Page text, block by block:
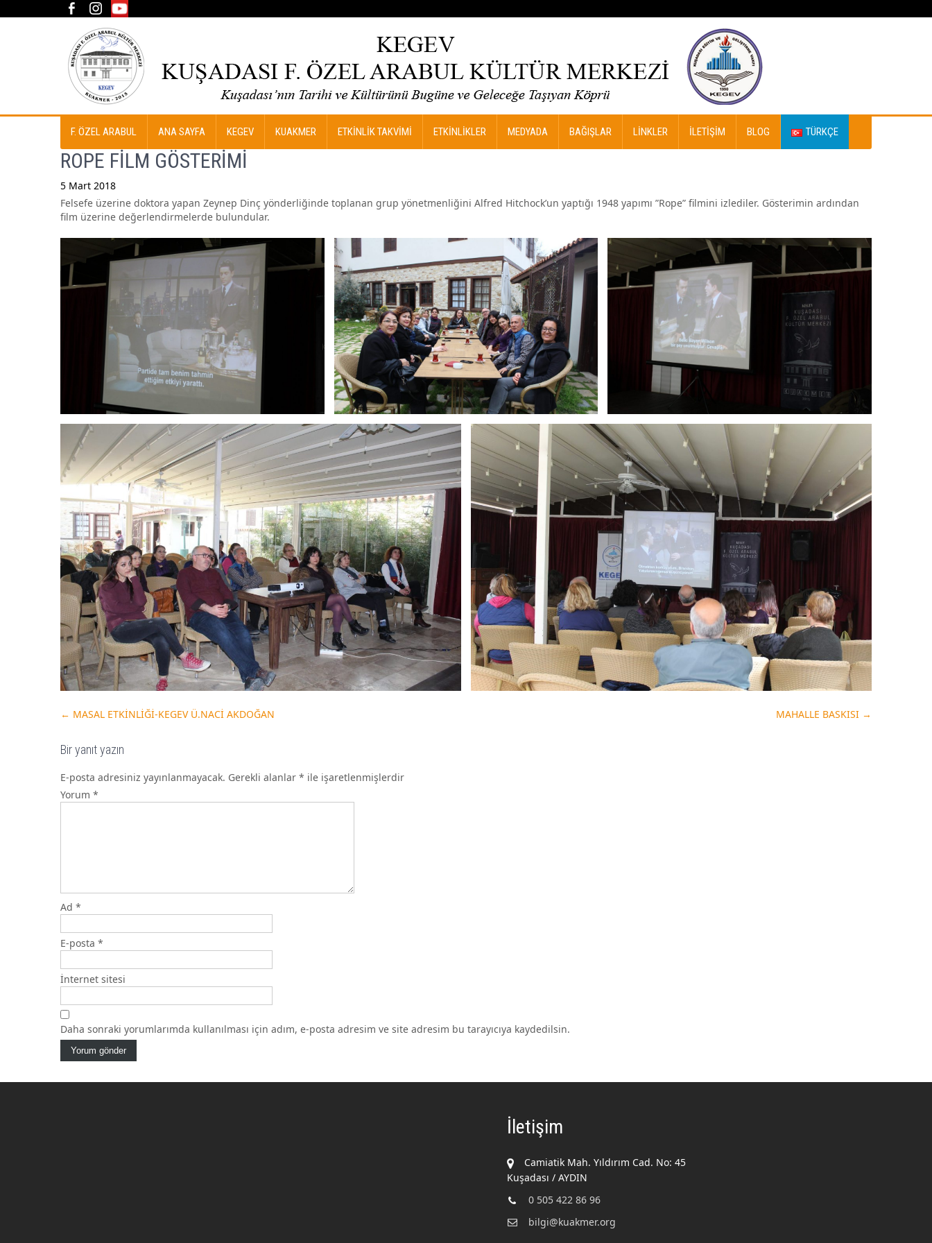
F. ÖZEL ARABUL ANA SAYFA KEGEV KUAKMER ETKİNLİK TAKVİMİ ETKİNLİKLER MEDYADA BAĞIŞLAR LINKLER İLETIŞIM BLOG TÜRKÇE
ROPE FİLM GÖSTERİMİ
5 Mart 2018
Felsefe üzerine doktora yapan Zeynep Dinç yönderliğinde toplanan grup yönetmenliğini Alfred Hitchock’un yaptığı 1948 yapımı ”Rope” filmini izlediler. Gösterimin ardından
film üzerine değerlendirmelerde bulundular.
Post
← MASAL ETKİNLİĞİ-KEGEV Ü.NACİ AKDOĞAN MAHALLE BASKISI →
Bir yanıt yazın
E-posta adresiniz yayınlanmayacak. Gerekli alanlar * ile işaretlenmişlerdir
Yorum *
Ad *
E-posta *
İnternet sitesi
Daha sonraki yorumlarımda kullanılması için adım, e-posta adresim ve site adresim bu tarayıcıya kaydedilsin.
İletişim
Camiatik Mah. Yıldırım Cad. No: 45
Kuşadası / AYDIN
0 505 422 86 96
bilgi@kuakmer.org